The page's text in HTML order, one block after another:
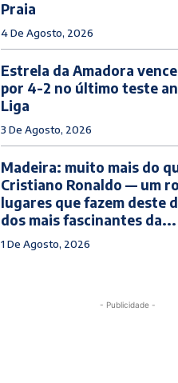
Praia
4 De Agosto, 2026
Estrela da Amadora
por 4-2 no último teste
Liga
3 De Agosto, 2026
Madeira: muito mais do
Cristiano Ronaldo — um
lugares que fazem deste
dos mais fascinantes da...
1 De Agosto, 2026
- Publicidade -